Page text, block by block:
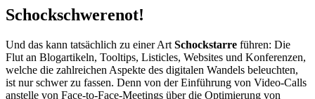
Schockschwerenot!
Und das kann tatsächlich zu einer Art Schockstarre führen: Die
Flut an Blogartikeln, Tooltips, Listicles, Websites und Konferenzen,
welche die zahlreichen Aspekte des digitalen Wandels beleuchten,
ist nur schwer zu fassen. Denn von der Einführung von Video-Calls
anstelle von Face-to-Face-Meetings über die Optimierung von